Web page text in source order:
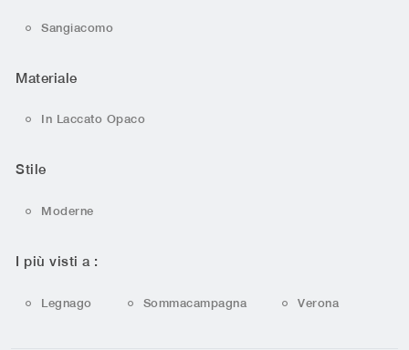
Sangiacomo
Materiale
In Laccato Opaco
Stile
Moderne
I più visti a :
Legnago Sommacampagna Verona